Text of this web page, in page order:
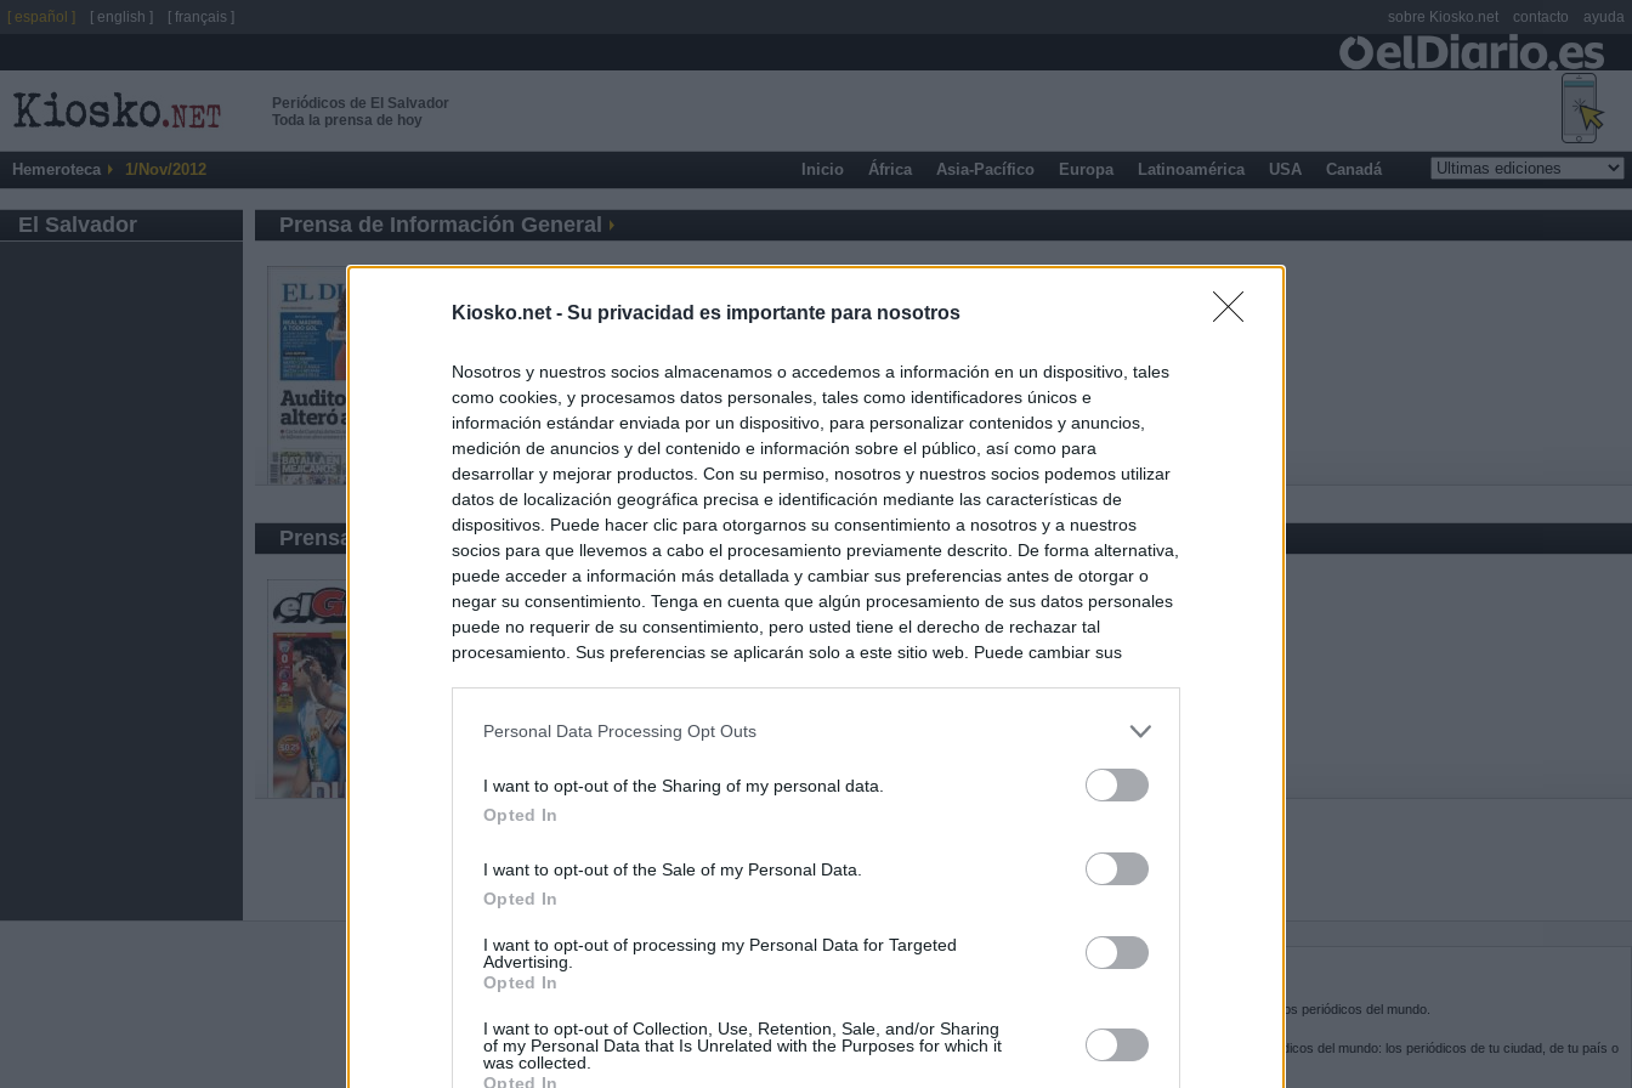
Kiosko.net - Su privacidad es importante para nosotros
Nosotros y nuestros socios almacenamos o accedemos a información en un dispositivo, tales
como cookies, y procesamos datos personales, tales como identificadores únicos e
información estándar enviada por un dispositivo, para personalizar contenidos y anuncios,
medición de anuncios y del contenido e información sobre el público, así como para
desarrollar y mejorar productos. Con su permiso, nosotros y nuestros socios podemos utilizar
datos de localización geográfica precisa e identificación mediante las características de
dispositivos. Puede hacer clic para otorgarnos su consentimiento a nosotros y a nuestros
socios para que llevemos a cabo el procesamiento previamente descrito. De forma alternativa,
puede acceder a información más detallada y cambiar sus preferencias antes de otorgar o
negar su consentimiento. Tenga en cuenta que algún procesamiento de sus datos personales
puede no requerir de su consentimiento, pero usted tiene el derecho de rechazar tal
procesamiento. Sus preferencias se aplicarán solo a este sitio web. Puede cambiar sus
Personal Data Processing Opt Outs
I want to opt-out of the Sharing of my personal data.
Opted In
I want to opt-out of the Sale of my Personal Data.
Opted In
I want to opt-out of processing my Personal Data for Targeted
Advertising.
Opted In
I want to opt-out of Collection, Use, Retention, Sale, and/or Sharing
of my Personal Data that Is Unrelated with the Purposes for which it
was collected.
Opted In
Periódicos de El Salvador
Toda la prensa de hoy
Hemeroteca 1/Nov/2012 Inicio África Asia-Pacífico Europa Latinoamérica USA Canadá
El Salvador Prensa de Información General
Prensa Deportiva
Últimas noticias
España o adoptará "medidas proporcionales"
SOBRE KIOSKO.NET
es la puerta de entrada a los periódicos del mundo.
Navega por las portadas de los periódicos del mundo: los periódicos de tu ciudad, de tu país o
del otro extremo del mundo.
[ español ] [ english ] [ français ] sobre Kiosko.net contacto ayuda